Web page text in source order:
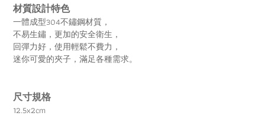
材質設計特色
一體成型304不鏽鋼材質，
不易生鏽，更加的安全衛生，
回彈力好，使用輕鬆不費力，
迷你可愛的夾子，滿足各種需求。
尺寸規格
12.5x2cm